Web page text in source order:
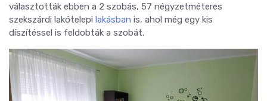
választották ebben a 2 szobás, 57 négyzetméteres
szekszárdi lakótelepi lakásban is, ahol még egy kis
díszítéssel is feldobták a szobát.